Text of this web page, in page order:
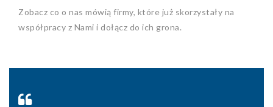
Zobacz co o nas mówią firmy, które już skorzystały na
współpracy z Nami i dołącz do ich grona.